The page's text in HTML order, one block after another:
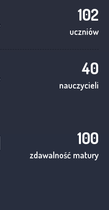
102
uczniów
40
nauczycieli
100
zdawalność matury